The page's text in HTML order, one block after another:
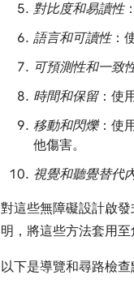
對比度和易讀性
語言和可讀性：
可預測性和一致
時間和保留：使
移動和閃爍：使
他傷害。
視覺和聽覺替代
對這些無障礙設計啟
明，將這些方法套用
以下是導覽和尋路檢